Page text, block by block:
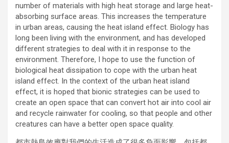
number of materials with high heat storage and large heat-
absorbing surface areas. This increases the temperature
in urban areas, causing the heat island effect. Biology has
long been living with the environment, and has developed
different strategies to deal with it in response to the
environment. Therefore, I hope to use the function of
biological heat dissipation to cope with the urban heat
island effect. In the context of the urban heat island
effect, it is hoped that bionic strategies can be used to
create an open space that can convert hot air into cool air
and recycle rainwater for cooling, so that people and other
creatures can have a better open space quality.